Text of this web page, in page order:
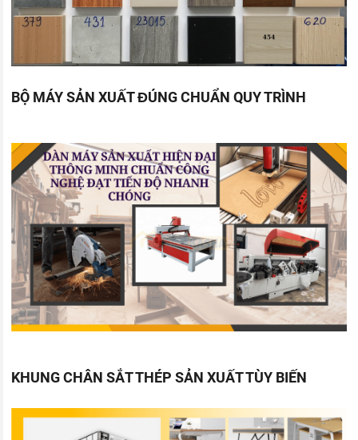
BỘ MÁY SẢN XUẤT ĐÚNG CHUẨN QUY TRÌNH
KHUNG CHÂN SẮT THÉP SẢN XUẤT TÙY BIẾN